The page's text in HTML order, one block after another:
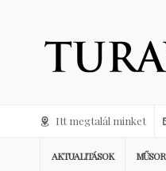
Itt megtalál minket
AKTUALITÁSOK MŰSOR